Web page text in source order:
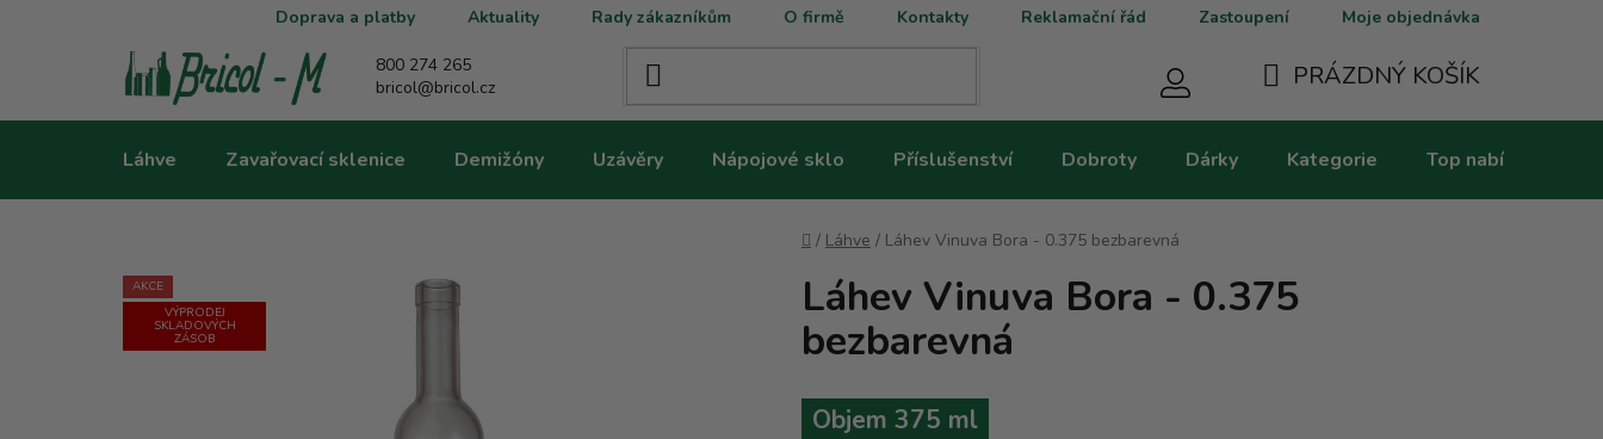
Doprava a platby Aktuality Rady zákazníkům O firmě Kontakty Reklamační řád Zastoupení Moje objednávka
800 274 265
bricol@bricol.cz
KOŠÍK
PRÁZDNÝ KOŠÍK
Láhve Zavařovací sklenice Demižóny Uzávěry Nápojové sklo Příslušenství Dobroty Dárky Kategorie Top nabídky
Domů
/ Láhve / Láhev Vinuva Bora - 0.375 bezbarevná
Láhev Vinuva Bora - 0.375
bezbarevná
Objem 375 ml
AKCE
VÝPRODEJ
SKLADOVÝCH
ZÁSOB